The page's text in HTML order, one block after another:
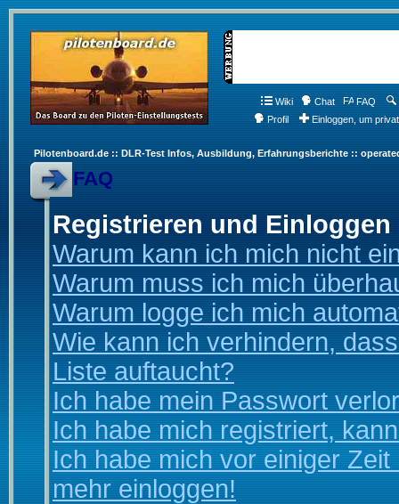
Wiki Chat FAQ
Profil
Einloggen, um
Pilotenboard.de :: DLR-Test Infos, Ausbildung, Erfahrungsberichte ::
FAQ
Registrieren und Einloggen
Warum kann ich mich nicht
Warum muss ich mich
Warum logge ich mich
Wie kann ich verhindern,
Liste auftaucht?
Ich habe mein Passwort
Ich habe mich registriert,
Ich habe mich vor einiger
mehr einloggen!